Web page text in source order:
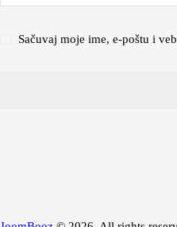
Sačuvaj moje ime, e-poštu i